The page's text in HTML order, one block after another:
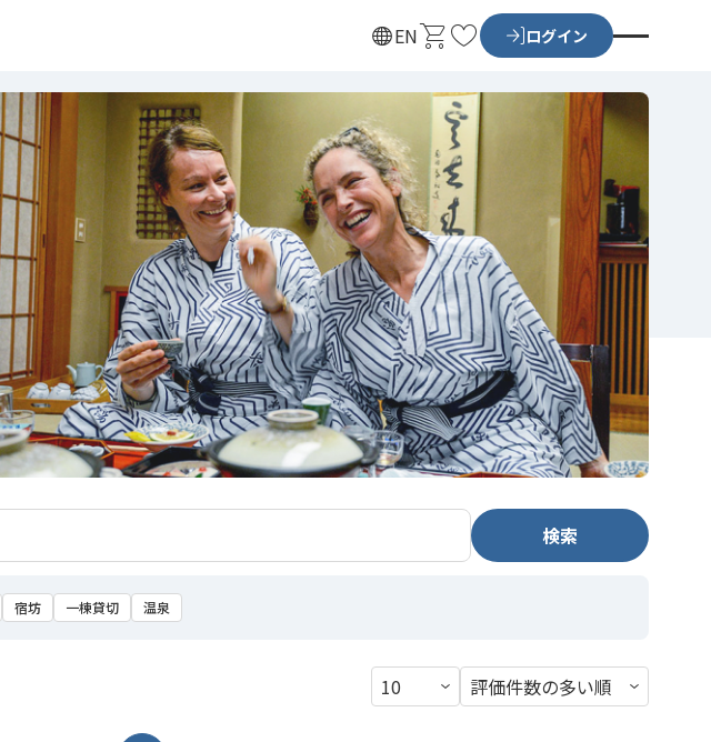
ENカ
ト
お
に
入
り
ログイン
検索
宿坊 一棟貸切 温泉